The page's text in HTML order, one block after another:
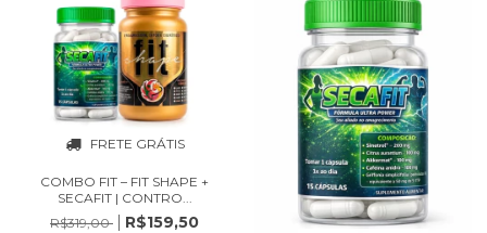
FRETE GRÁTIS
COMBO FIT – FIT SHAPE +
SECAFIT | CONTRO...
R$319,00
R$159,50